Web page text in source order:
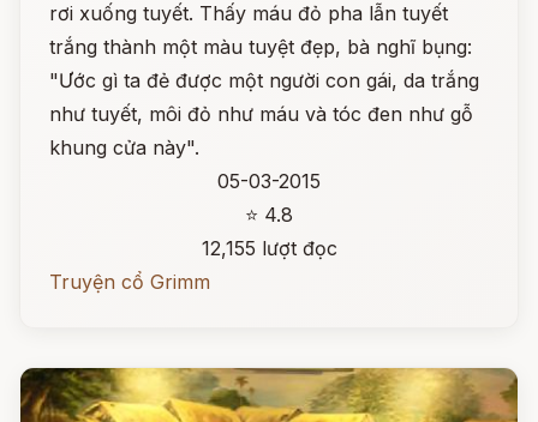
rơi xuống tuyết. Thấy máu đỏ pha lẫn tuyết
trắng thành một màu tuyệt đẹp, bà nghĩ bụng:
"Ước gì ta đẻ được một người con gái, da trắng
như tuyết, môi đỏ như máu và tóc đen như gỗ
khung cửa này".
05-03-2015
⭐ 4.8
12,155 lượt đọc
Truyện cổ Grimm